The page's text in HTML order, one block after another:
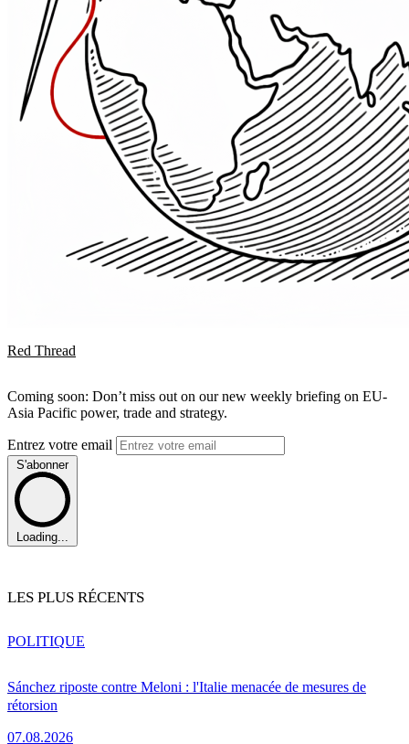
Red Thread
Coming soon: Don’t miss out on our new weekly briefing on EU-
Asia Pacific power, trade and strategy.
Entrez votre email
S'abonner
Loading...
LES PLUS RÉCENTS
Sánchez riposte contre Meloni : l'Italie menacée de mesures de
rétorsion
07.08.2026
POLITIQUE